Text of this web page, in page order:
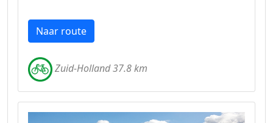
Naar route
Zuid-Holland 37.8 km